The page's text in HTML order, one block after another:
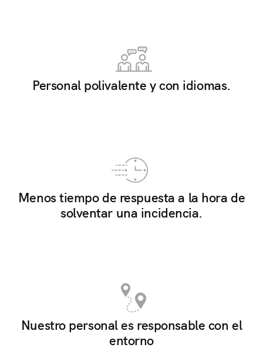
Personal polivalente y con idiomas.
Menos tiempo de respuesta a la hora de
solventar una incidencia.
Nuestro personal es responsable con el
entorno